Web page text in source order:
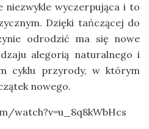
niezwykle wyczerpująca i to
Dzięki tańczącej do
odrodzić ma się nowe
alegorią naturalnego i
cyklu przyrody, w którym
nowego.
watch?v=u_8q8kWbHcs